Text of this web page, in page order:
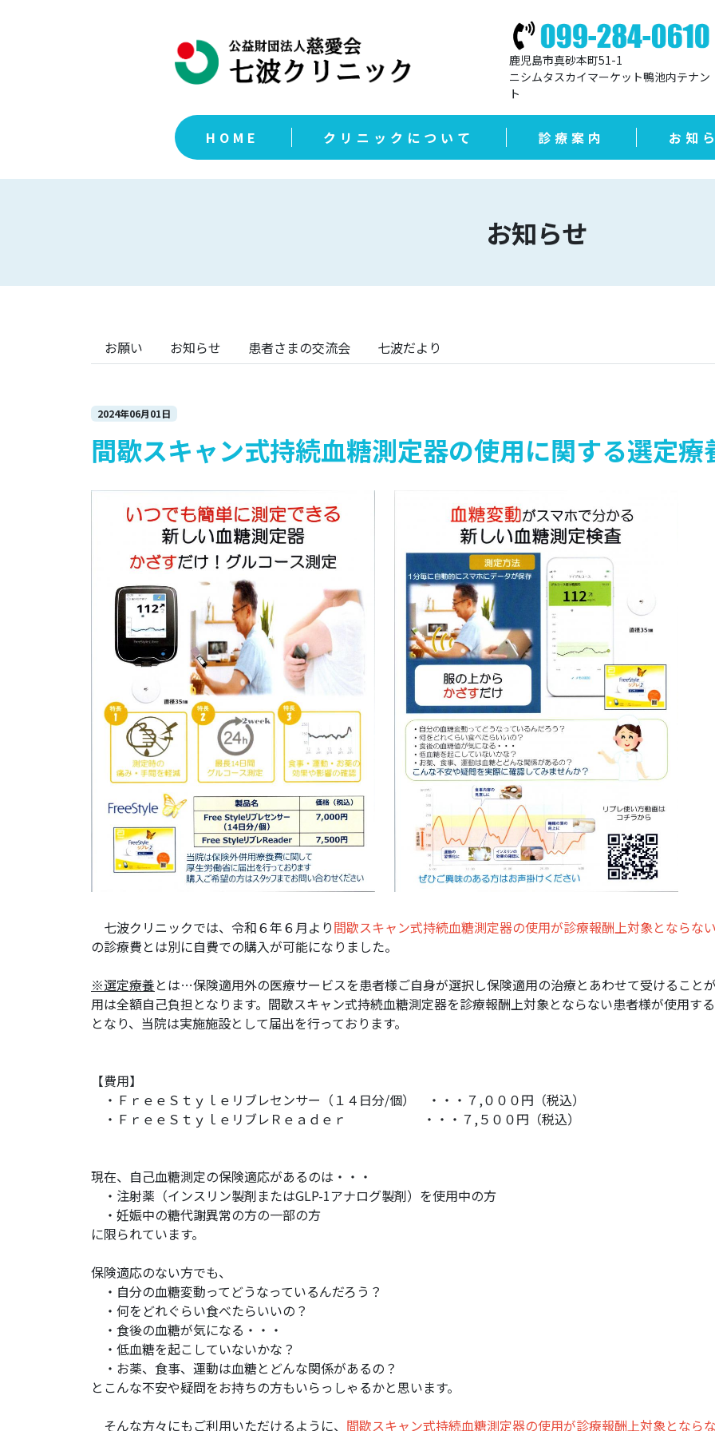
鹿児島市真砂本町51-1
ニシムタスカイマーケット鴨池内テナン
ト
HOME クリニックについて 診療案内 お知
お知らせ
お願い お知らせ 患者さまの交流会 七波だより
2024年06月01日
間歇スキャン式持続血糖測定器の使用に関する選定療
七波クリニックでは、令和６年６月より間歇スキャン式持続血糖測定器の使用が診療報酬上対象とならな
の診療費とは別に自費での購入が可能になりました。
※選定療養とは…保険適用外の医療サービスを患者様ご自身が選択し保険適用の治療とあわせて受けること
用は全額自己負担となります。間歇スキャン式持続血糖測定器を診療報酬上対象とならない患者様が使用す
となり、当院は実施施設として届出を行っております。
【費用】
・ＦｒｅｅＳｔｙｌｅリブレセンサー（１４日分/個） ・・・７,０００円（税込）
・ＦｒｅｅＳｔｙｌｅリブレＲｅａｄｅｒ ・・・７,５００円（税込）
現在、自己血糖測定の保険適応があるのは・・・
・注射薬（インスリン製剤またはGLP-1アナログ製剤）を使用中の方
・妊娠中の糖代謝異常の方の一部の方
に限られています。
保険適応のない方でも、
・自分の血糖変動ってどうなっているんだろう？
・何をどれぐらい食べたらいいの？
・食後の血糖が気になる・・・
・低血糖を起こしていないかな？
・お薬、食事、運動は血糖とどんな関係があるの？
とこんな不安や疑問をお持ちの方もいらっしゃるかと思います。
そんな方々にもご利用いただけるように、 間歇スキャン式持続血糖測定器の使用が診療報酬上対象となら